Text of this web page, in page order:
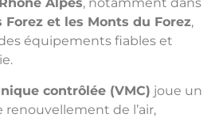
Forez et les Monts du Forez,
équipements fiables et
contrôlée (VMC) joue un
renouvellement de l’air,